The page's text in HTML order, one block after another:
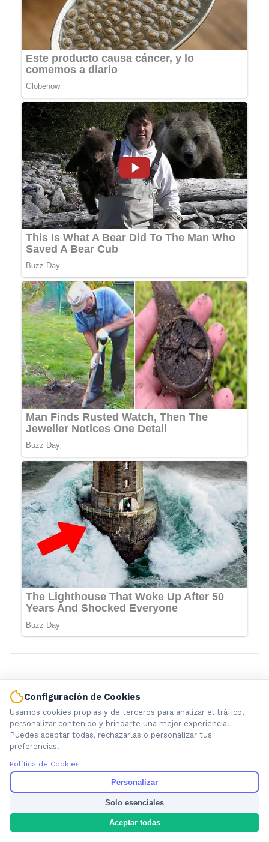
Información local que importa. Noticias de Ensenada, La
Plata y la provincia de Buenos Aires.
Configuración de Cookies
Usamos cookies propias y de terceros para analizar el tráfico,
personalizar contenido y brindarte una mejor experiencia.
Puedes aceptar todas, rechazarlas o personalizar tus
preferencias.
Política de Cookies
Personalizar
Solo esenciales
Aceptar todas